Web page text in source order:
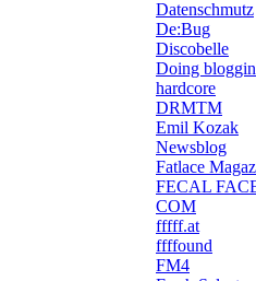
Datenschmutz
De:Bug
Discobelle
Doing
hardcore
DRMTM
Emil Kozak
Newsblog
Fatlace
FECAL
COM
fffff.at
ffffound
FM4